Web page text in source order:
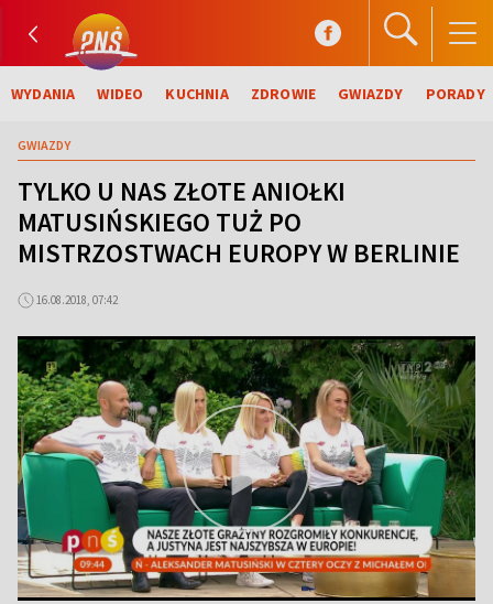
WYDANIA WIDEO KUCHNIA ZDROWIE GWIAZDY PORADY
GWIAZDY
TYLKO U NAS ZŁOTE ANIOŁKI
MATUSIŃSKIEGO TUŻ PO
MISTRZOSTWACH EUROPY W BERLINIE
16.08.2018, 07:42